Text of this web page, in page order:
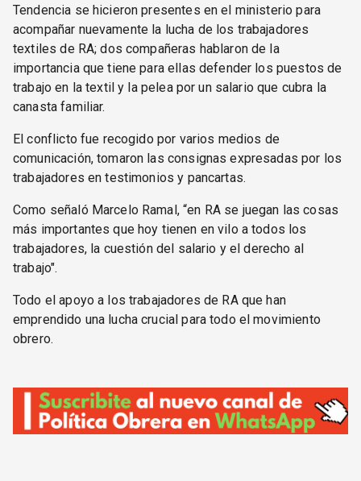
Tendencia se hicieron presentes en el ministerio para
acompañar nuevamente la lucha de los trabajadores
textiles de RA; dos compañeras hablaron de la
importancia que tiene para ellas defender los puestos de
trabajo en la textil y la pelea por un salario que cubra la
canasta familiar.
El conflicto fue recogido por varios medios de
comunicación, tomaron las consignas expresadas por los
trabajadores en testimonios y pancartas.
Como señaló Marcelo Ramal, “en RA se juegan las cosas
más importantes que hoy tienen en vilo a todos los
trabajadores, la cuestión del salario y el derecho al
trabajo".
Todo el apoyo a los trabajadores de RA que han
emprendido una lucha crucial para todo el movimiento
obrero.